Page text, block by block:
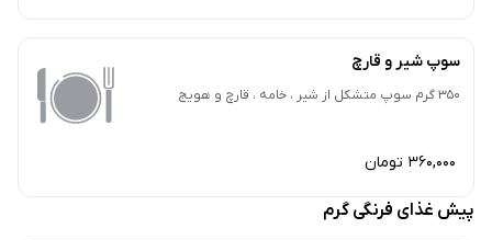
سوپ شیر و قارچ
350 گرم سوپ متشکل از شیر ، خامه ، قارچ و هویج
360,000 تومان
پیش غذای فرنگی گرم